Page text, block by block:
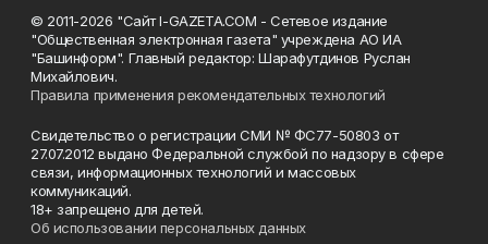
© 2011-2026 "Сайт I-GAZETA.COM - Сетевое издание
"Общественная электронная газета" учреждена АО ИА
"Башинформ". Главный редактор: Шарафутдинов Руслан
Михайлович.
Правила применения рекомендательных технологий
Свидетельство о регистрации СМИ № ФС77-50803 от
27.07.2012 выдано Федеральной службой по надзору в сфере
связи, информационных технологий и массовых
коммуникаций.
18+ запрещено для детей.
Об использовании персональных данных